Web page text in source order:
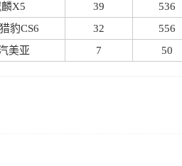
麟X5 39
536
豹CS6 32
556
美亚 7 50